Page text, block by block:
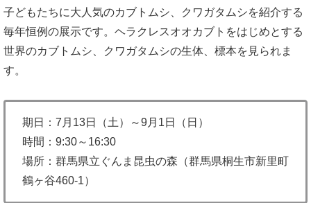
子どもたちに大人気のカブトムシ、クワガタムシを紹介する
毎年恒例の展示です。ヘラクレスオオカブトをはじめとする
世界のカブトムシ、クワガタムシの生体、標本を見られま
す。
期日：7月13日（土）～9月1日（日）
時間：9:30～16:30
場所：群馬県立ぐんま昆虫の森（群馬県桐生市新里町
鶴ヶ谷460-1）